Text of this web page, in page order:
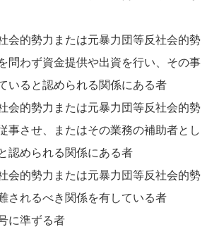
会的勢力または元暴力団等反社会的勢
問わず資金提供や出資を行い、その事
いると認められる関係にある者
会的勢力または元暴力団等反社会的勢
事させ、またはその業務の補助者とし
認められる関係にある者
会的勢力または元暴力団等反社会的勢
されるべき関係を有している者
に準ずる者